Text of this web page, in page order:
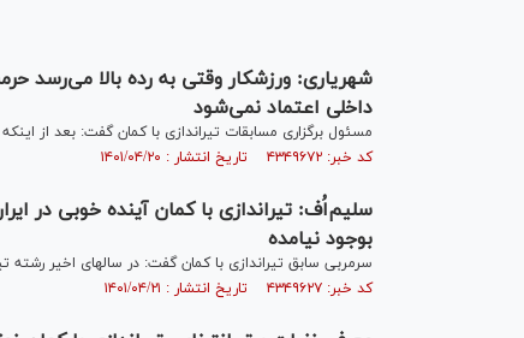
شهریاری: ورزشکار وقتی به رده بالا می‌رسد
داخلی اعتماد نمی‌شود
مسئول برگزاری مسابقات تیراندازی با کمان گفت: بعد از
کد خبر: ۴۳۴۹۶۷۲ تاریخ انتشار : ۱۴۰۱/۰۴/۲۰
بوجود نیامده
سرمربی سابق تیراندازی با کمان گفت: در سالهای اخیر رشته
کد خبر: ۴۳۴۹۶۲۷ تاریخ انتشار : ۱۴۰۱/۰۴/۲۱